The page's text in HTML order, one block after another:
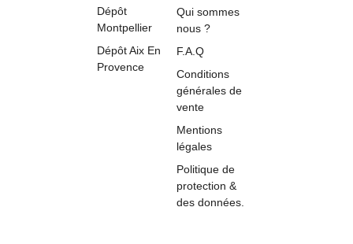
Dépôt
Montpellier
Dépôt Aix En
Provence
Qui sommes
nous ?
F.A.Q
Conditions
générales de
vente
Mentions
légales
Politique de
protection &
des données.